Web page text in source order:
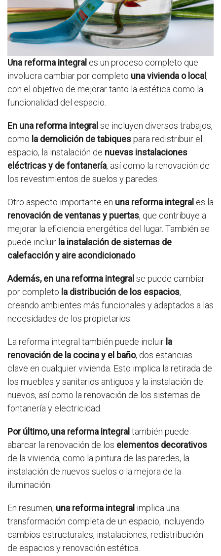
Una reforma integral es un proceso completo que
involucra cambiar por completo una vivienda o local,
con el objetivo de mejorar tanto la estética como la
funcionalidad del espacio.
En una reforma integral se incluyen diversos trabajos,
como la demolición de tabiquespara redistribuir el
espacio, la instalación de nuevas instalaciones
eléctricas y de fontanería, así como la renovación de
los revestimientos de suelos y paredes.
Otro aspecto importante en una reforma integral es la
renovación de ventanas y puertas, que contribuye a
mejorar la eficiencia energética del lugar. También se
puede incluir la instalación de sistemas de
calefacción y aire acondicionado.
Además, en una reforma integral se puede cambiar
por completo la distribución de los espacios,
creando ambientes más funcionales y adaptados a las
necesidades de los propietarios.
La reforma integral también puede incluir la
renovación de la cocina y el baño, dos estancias
clave en cualquier vivienda. Esto implica la retirada de
los muebles y sanitarios antiguos y la instalación de
nuevos, así como la renovación de los sistemas de
fontanería y electricidad.
Por último, una reforma integral también puede
abarcar la renovación de los elementos decorativos
de la vivienda, como la pintura de las paredes, la
instalación de nuevos suelos o la mejora de la
iluminación.
En resumen, una reforma integral implica una
transformación completa de un espacio, incluyendo
cambios estructurales, instalaciones, redistribución
de espacios y renovación estética.